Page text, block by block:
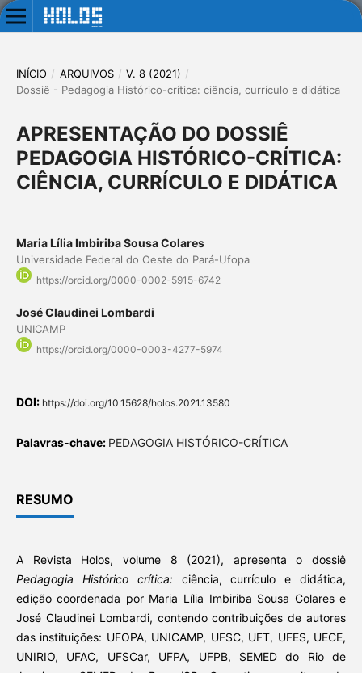
INÍCIO / ARQUIVOS / V. 8 (2021) /
Dossiê - Pedagogia Histórico-crítica: ciência, currículo e didática
APRESENTAÇÃO DO DOSSIÊ
PEDAGOGIA HISTÓRICO-CRÍTICA:
CIÊNCIA, CURRÍCULO E DIDÁTICA
Maria Lília Imbiriba Sousa Colares
Universidade Federal do Oeste do Pará-Ufopa
https://orcid.org/0000-0002-5915-6742
José Claudinei Lombardi
UNICAMP
https://orcid.org/0000-0003-4277-5974
DOI: https://doi.org/10.15628/holos.2021.13580
Palavras-chave: PEDAGOGIA HISTÓRICO-CRÍTICA
RESUMO
A Revista Holos, volume 8 (2021), apresenta o dossiê
Pedagogia Histórico crítica: ciência, currículo e didática,
edição coordenada por Maria Lília Imbiriba Sousa Colares e
José Claudinei Lombardi, contendo contribuições de autores
das instituições: UFOPA, UNICAMP, UFSC, UFT, UFES, UECE,
UNIRIO, UFAC, UFSCar, UFPA, UFPB, SEMED do Rio de